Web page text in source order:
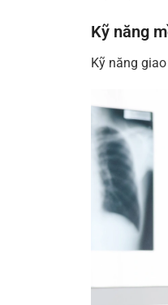
Kỹ năng
Kỹ năng